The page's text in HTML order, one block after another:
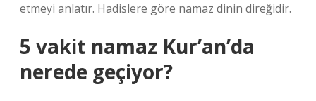
etmeyi anlatır. Hadislere göre namaz dinin direğidir.
5 vakit namaz Kur’an’da
nerede geçiyor?